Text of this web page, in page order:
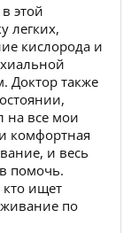
этой
легких,
кислорода и
Доктор также
на все мои
комфортная
и весь
помочь.
кто ищет
по